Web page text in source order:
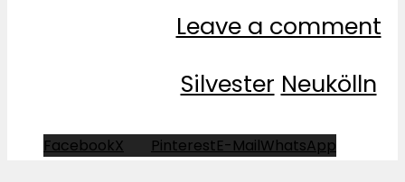
Leave a comment
Silvester Neukölln
FacebookX PinterestE-MailWhatsApp